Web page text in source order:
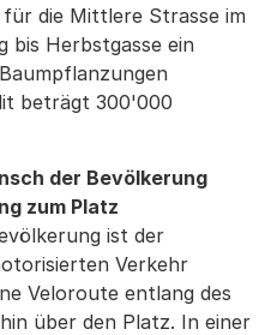
die Mittlere Strasse im
bis Herbstgasse ein
beträgt 300'000
der Bevölkerung
zum Platz
ist der
Verkehr
Veloroute entlang des
über den Platz. In einer